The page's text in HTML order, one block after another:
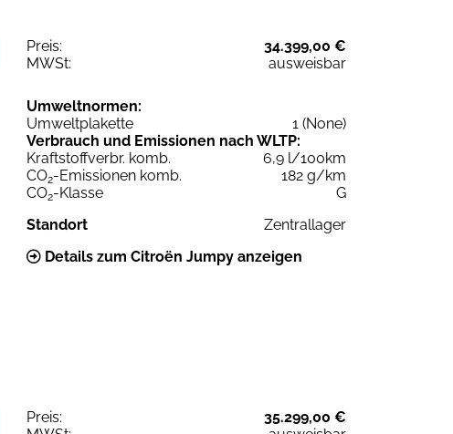
Preis:
34.399,00 €
MWSt:
ausweisbar
Umweltnormen:
Umweltplakette
1 (None)
Verbrauch und Emissionen nach WLTP:
Kraftstoffverbr. komb.
6,9 l/100km
CO2-Emissionen komb.
182 g/km
CO2-Klasse
G
Standort
Zentrallager
Details zum Citroën Jumpy anzeigen
Preis:
35.299,00 €